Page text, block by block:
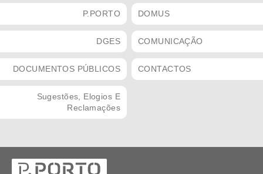
P.PORTO DOMUS
DGES COMUNICAÇÃO
DOCUMENTOS PÚBLICOS CONTACTOS
Sugestões, Elogios E
Reclamações